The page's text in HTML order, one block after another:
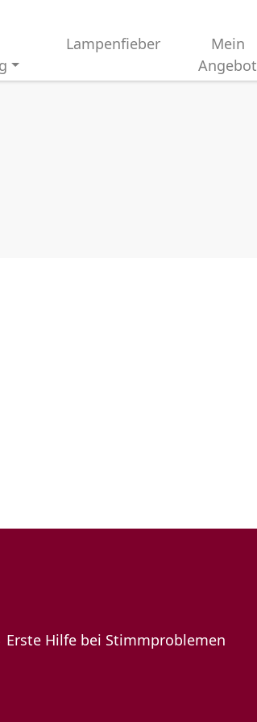
Lampenfieber
Mein
Angebot
Erste Hilfe bei Stimmproblemen